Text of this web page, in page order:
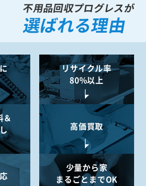
不用品回収プログレスが
選ばれる理由
リサイクル率
80%以上
＆
高価買取
少量から家
まるごとまでOK